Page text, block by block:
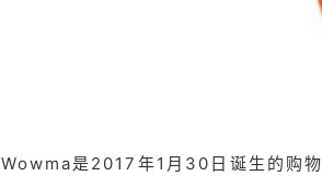
Wowma是2017年1月30日诞生的购